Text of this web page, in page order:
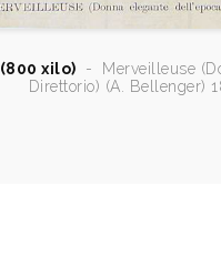
xilo) -
Merveilleuse
Direttorio) (A. Bellenger)